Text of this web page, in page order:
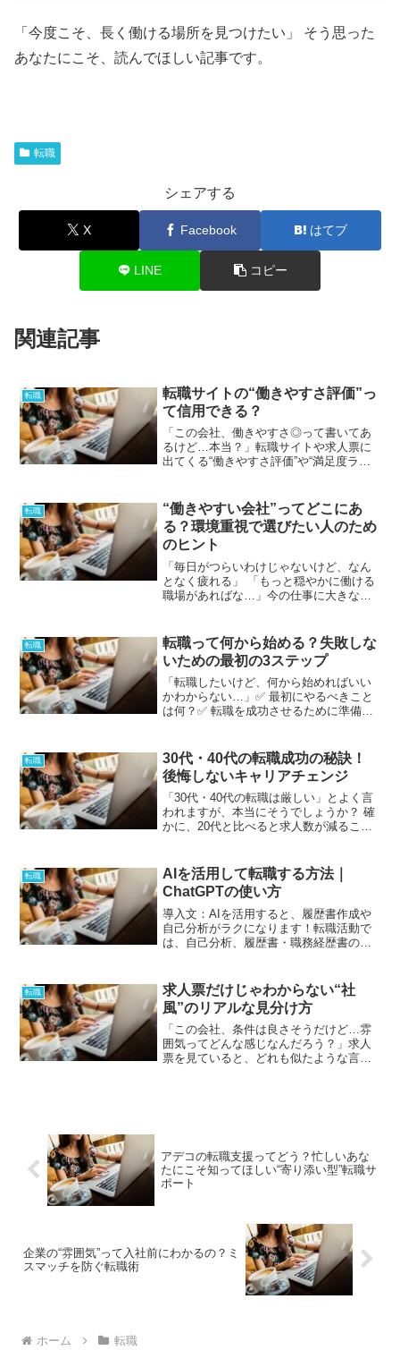
「今度こそ、長く働ける場所を見つけたい」 そう思った
あなたにこそ、読んでほしい記事です。
転職
シェアする
X Facebook はてブ
LINE コピー
関連記事
転職
転職サイトの“働きやすさ評価”っ
て信用できる？
「この会社、働きやすさ◎って書いてあ
るけど…本当？」転職サイトや求人票に
出てくる“働きやすさ評価”や“満足度ラン
感じるケースも少なくありません。✅ 星
の数は高いけど...
転職
“働きやすい会社”ってどこにあ
る？環境重視で選びたい人のため
のヒント
「毎日がつらいわけじゃないけど、なん
となく疲れる」 「もっと穏やかに働ける
職場があればな…」今の仕事に大きな不
職を考え始める人が増えています。この
記事では、“環境...
転職
転職って何から始める？失敗しな
いための最初の3ステップ
「転職したいけど、何から始めればいい
かわからない…」✅ 最初にやるべきこと
は何？✅ 転職を成功させるために準備す
職を成功させるための「最初の3ステッ
プ」を解説します。...
転職
30代・40代の転職成功の秘訣！
後悔しないキャリアチェンジ
「30代・40代の転職は厳しい」とよく言
われますが、本当にそうでしょうか？ 確
かに、20代と比べると求人数が減ること
かし、適切な戦略を立てれば、30代・40
代でも満足の...
転職
AIを活用して転職する方法｜
ChatGPTの使い方
導入文：AIを活用すると、履歴書作成や
自己分析がラクになります！転職活動で
は、自己分析、履歴書・職務経歴書の作
技術の進化により、これらの転職準備を
効率化できるようにな...
転職
求人票だけじゃわからない“社
風”のリアルな見分け方
「この会社、条件は良さそうだけど…雰
囲気ってどんな感じなんだろう？」求人
票を見ていると、どれも似たような言葉
アデコの転職支援ってどう？忙しいあな
たにこそ知ってほしい“寄り添い型”転職サ
ポート
企業の“雰囲気”って入社前にわかるの？ミ
スマッチを防ぐ転職術
ホーム 転職